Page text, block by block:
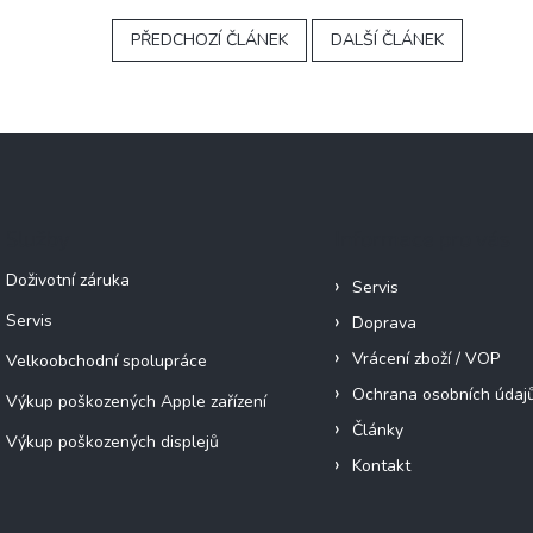
PŘEDCHOZÍ ČLÁNEK DALŠÍ ČLÁNEK
Doživotní záruka
Servis
Velkoobchodní spolupráce
Výkup poškozených Apple zařízení
Výkup poškozených displejů
Servis
Doprava
Vrácení zboží / VOP
Ochrana osobních
Články
Kontakt